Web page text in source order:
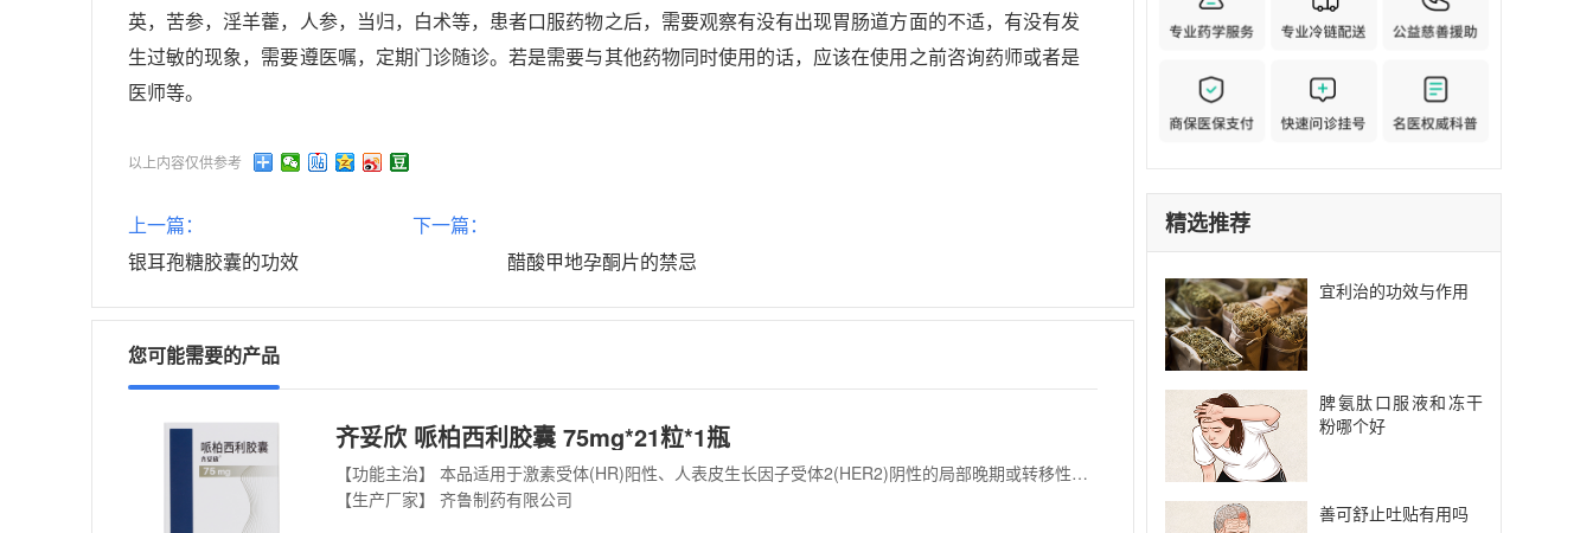
英，苦参，淫羊藿，人参，当归，白术等，患者口服药物之后，需要观察有没有出现胃肠道方面的不适，有没有发
生过敏的现象，需要遵医嘱，定期门诊随诊。若是需要与其他药物同时使用的话，应该在使用之前咨询药师或者是
医师等。
以上内容仅供参考
上一篇：
银耳孢糖胶囊的功效
下一篇：
醋酸甲地孕酮片的禁忌
您可能需要的产品
齐妥欣 哌柏西利胶囊 75mg*21粒*1瓶
【功能主治】 本品适用于激素受体(HR)阳性、人表皮生长因子受体2(HER2)阴性的局部晚期或转移性乳腺癌，应与芳香化酶抑制剂联合使用作为绝经后女性患者的初始内分泌治疗。
【生产厂家】 齐鲁制药有限公司
精选推荐
宜利治的功效与作用
脾氨肽口服液和冻干
粉哪个好
善可舒止吐贴有用吗